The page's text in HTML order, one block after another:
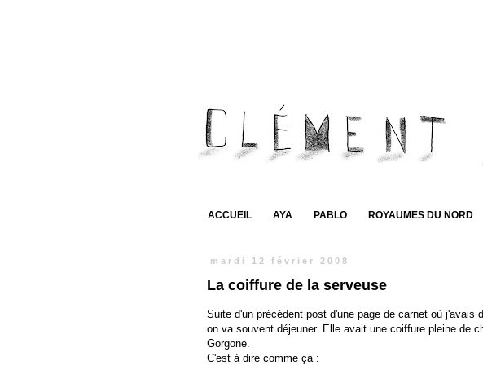
ACCUEIL AYA PABLO ROYAUMES DU NORD
mardi 12 février 2008
La coiffure de la serveuse
Suite d'un précédent post d'une page de carnet où
on va souvent déjeuner. Elle avait une coiffure pleine de
Gorgone.
C'est à dire comme ça :